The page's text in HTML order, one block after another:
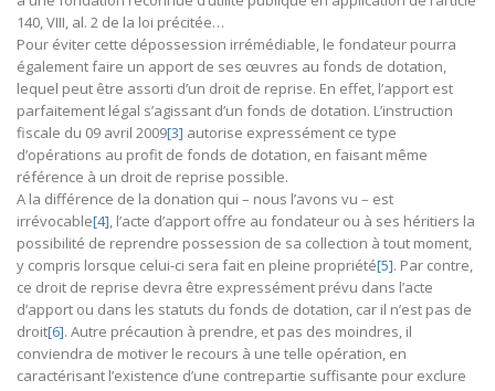
140, VIII, al. 2 de la loi précitée…
Pour éviter cette dépossession irrémédiable, le fondateur pourra
également faire un apport de ses œuvres au fonds de dotation,
lequel peut être assorti d’un droit de reprise. En effet, l’apport est
parfaitement légal s’agissant d’un fonds de dotation. L’instruction
fiscale du 09 avril 2009[3] autorise expressément ce type
d’opérations au profit de fonds de dotation, en faisant même
référence à un droit de reprise possible.
A la différence de la donation qui – nous l’avons vu – est
irrévocable[4], l’acte d’apport offre au fondateur ou à ses héritiers la
possibilité de reprendre possession de sa collection à tout moment,
y compris lorsque celui-ci sera fait en pleine propriété[5]. Par contre,
ce droit de reprise devra être expressément prévu dans l’acte
d’apport ou dans les statuts du fonds de dotation, car il n’est pas de
droit[6]. Autre précaution à prendre, et pas des moindres, il
conviendra de motiver le recours à une telle opération, en
caractérisant l’existence d’une contrepartie suffisante pour exclure